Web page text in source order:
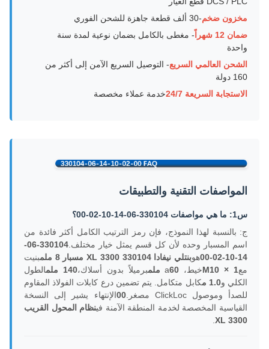
مخزون ضخم-30 ألف قطعة جاهزة للشحن الفوري
ضمان 12 شهراً
- مغطى بالكامل بضمان نوعية لمدة سنة
واحدة
الشحن العالمي السريع- التوصيل السريع الآمن إلى أكثر من
160 دولة
الاستجابة السريعة 24/7
خدمة عملاء مخصصة
المواصفات التقنية والتطبيقات
س1: ما هي مواصفات 330104-06-14-10-02-00؟
ج: بالنسبة لهذا النموذج، فإن رمز الترتيب الكامل أكثر فائدة من
اسم المسبار وحده لأن كل قسم يمثل خيار مختلف.
330104-06-
14-10-02-00
هوبنتلي نيفادا 330104 3300 XL مسبار 8 ملم
بنيت
معM10 × 1خيط، a 60 ملم برميلاً بدون أسلاك،140 ملم
الطول
الكلي و1.0 م
كابل متكامل. يتم تضمين درع كابلات الفولاذ المقاوم
للصدأ وموصول ClickLoc مصغر.
00الإنتهاء يشير إلى النسخة
القياسية المخصصة لخدمة المنطقة الآمنة فينظام المحول القريب
3300 XL
.